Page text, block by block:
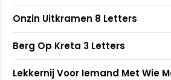
Onzin Uitkramen 8 Letters
Berg Op Kreta 3 Letters
Lekkernij Voor Iemand Met Wie